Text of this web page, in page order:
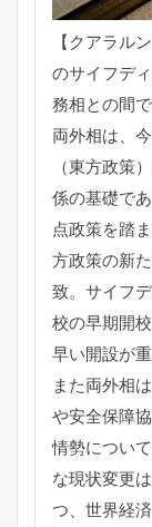
【クアラル
のサイフデ
務相との間
両外相は、
（東方政策）
係の基礎であ
点政策を踏ま
方政策の新
致。 サイフ
校の早期開
早い開設が
また両外相は
や安全保障
情勢について
な現状変更
つ、 世界経